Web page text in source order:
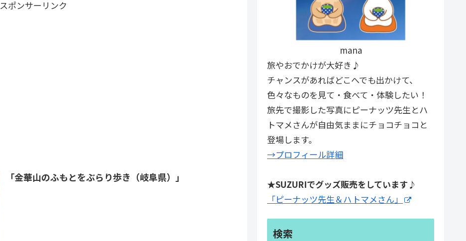
スポンサーリンク
「金華山のふもとをぶらり歩き（岐阜県）」
mana
旅やおでかけが大好き♪
チャンスがあればどこへでも出かけて、
色々なものを見て・食べて・体験したい！
旅先で撮影した写真にピーナッツ先生とハ
トマメさんが自由気ままにチョコチョコと
登場します。
→プロフィール詳細
★SUZURIでグッズ販売をしています♪
「ピーナッツ先生＆ハトマメさん」
検索